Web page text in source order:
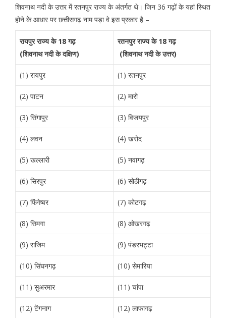
शिवनाथ नदी के उत्तर में रतनपुर राज्य के अंतर्गत थे। जिन 36 गढ़ों के यहां स्थित
होने के आधार पर छत्तीसगढ़ नाम पड़ा वे इस प्रकार है –
रायपुर राज्य के 18 गढ़
(शिवनाथ नदी के दक्षिण)
रतनपुर राज्य के 18 गढ़
(शिवनाथ नदी के उत्तर)
(1) रायपुर (1) रतनपुर
(2) पाटन (2) मारो
(3) सिंगापुर (3) विजयपुर
(4) लवन (4) खरोद
(5) खल्लारी (5) नवागढ़
(6) सिरपुर (6) सोठीगढ़
(7) फिंगेष्वर (7) कोटगढ़
(8) सिमगा (8) ओखरगढ़
(9) राजिम (9) पंडरभट्टा
(10) सिंघनगढ़ (10) सेमारिया
(11) सुअरमार (11) चांपा
(12) टेंगनाग (12) लाफागढ़